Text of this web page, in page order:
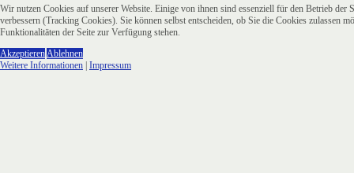
Wir nutzen Cookies auf unserer Website. Einige von ihnen sind essenziell für den Betrieb der
verbessern (Tracking Cookies). Sie können selbst entscheiden, ob Sie die Cookies zulassen
Funktionalitäten der Seite zur Verfügung stehen.
Akzeptieren Ablehnen
Weitere Informationen | Impressum